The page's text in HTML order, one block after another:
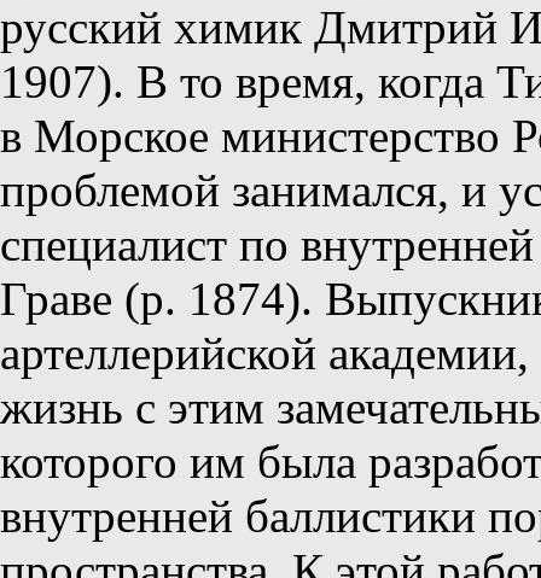
русский химик Дмитрий
1907). В то время, когда
в Морское министерство
проблемой занимался, и
специалист по
Граве (р. 1874).
артеллерийской
жизнь с этим
которого им была
внутренней баллистики